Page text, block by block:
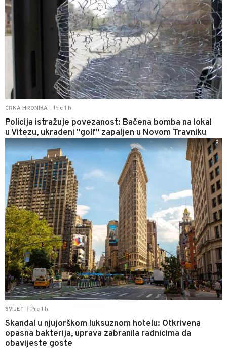
CRNA HRONIKA Pre 1 h
Policija istražuje povezanost: Bačena bomba na lokal
u Vitezu, ukradeni "golf" zapaljen u Novom Travniku
SVIJET Pre 1 h
Skandal u njujorškom luksuznom hotelu: Otkrivena
opasna bakterija, uprava zabranila radnicima da
obavijeste goste
0